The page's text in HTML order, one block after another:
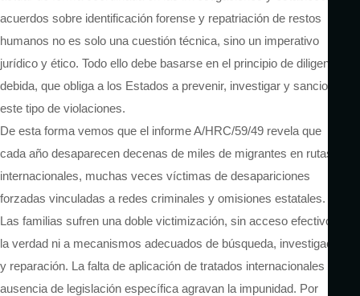
acuerdos sobre identificación forense y repatriación de restos
humanos no es solo una cuestión técnica, sino un imperativo
jurídico y ético. Todo ello debe basarse en el principio de diligencia
debida, que obliga a los Estados a prevenir, investigar y sancionar
este tipo de violaciones.
De esta forma vemos que el informe A/HRC/59/49 revela que
cada año desaparecen decenas de miles de migrantes en rutas
internacionales, muchas veces víctimas de desapariciones
forzadas vinculadas a redes criminales y omisiones estatales.
Las familias sufren una doble victimización, sin acceso efectivo a
la verdad ni a mecanismos adecuados de búsqueda, investigación
y reparación. La falta de aplicación de tratados internacionales y la
ausencia de legislación específica agravan la impunidad. Por